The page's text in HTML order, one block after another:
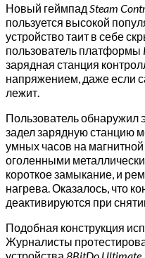
Новый геймпад Steam
пользуется высокой
устройство таит в себе
пользователь платформы
зарядная станция
напряжением, даже если
лежит.
Пользователь обнаружил
задел зарядную станцию
умных часов на магнитной
оголенными
короткое замыкание, и
нагрева. Оказалось, что
деактивируются при
Подобная конструкция
Журналисты